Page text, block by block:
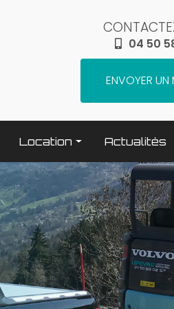
04 50
ENVOYER UN
Location
Terrassement /
Transport
Elévation / levage
Espaces verts
Traitement béton
Nettoyage
Actualités